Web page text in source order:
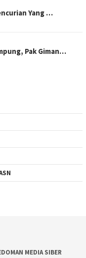
Yang …
Pak Giman…
MEDIA SIBER